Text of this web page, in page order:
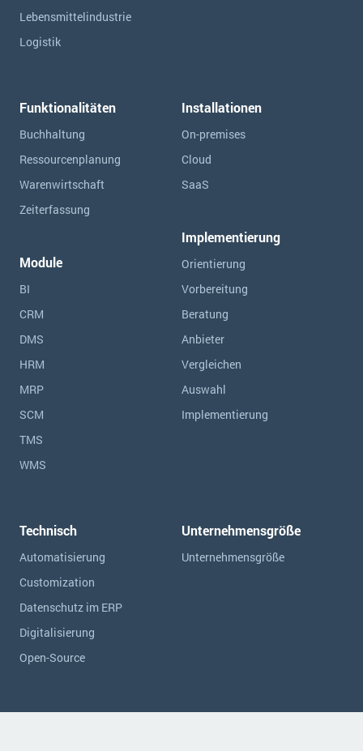
Lebensmittelindustrie
Logistik
Funktionalitäten
Buchhaltung
Ressourcen­planung
Warenwirtschaft
Zeiterfassung
Module
BI
CRM
DMS
HRM
MRP
SCM
TMS
WMS
Installationen
On-premises
Cloud
SaaS
Implementierung
Orientierung
Vorbereitung
Beratung
Anbieter
Vergleichen
Auswahl
Implementierung
Technisch
Automatisierung
Customization
Datenschutz im ERP
Digitalisierung
Open-Source
Unternehmensgröße
Unternehmensgröße